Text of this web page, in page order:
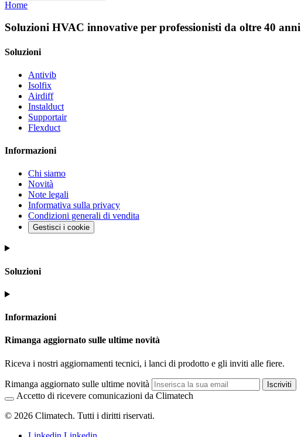
Home
Soluzioni HVAC innovative per professionisti da oltre 40 anni
Soluzioni
Antivib
Isolfix
Airdiff
Instalduct
Supportair
Flexduct
Informazioni
Chi siamo
Novità
Note legali
Informativa sulla privacy
Condizioni generali di vendita
Gestisci i cookie
Soluzioni
Informazioni
Rimanga aggiornato sulle ultime novità
Riceva i nostri aggiornamenti tecnici, i lanci di prodotto e gli inviti alle fiere.
Rimanga aggiornato sulle ultime novità Iscriviti
Accetto di ricevere comunicazioni da Climatech
© 2026 Climatech. Tutti i diritti riservati.